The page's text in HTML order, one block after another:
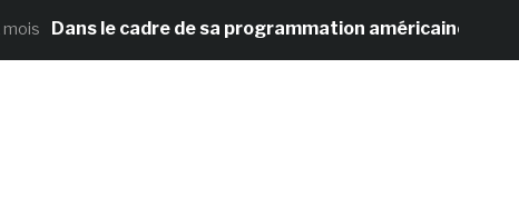
Dans le cadre de sa programmation américaine,